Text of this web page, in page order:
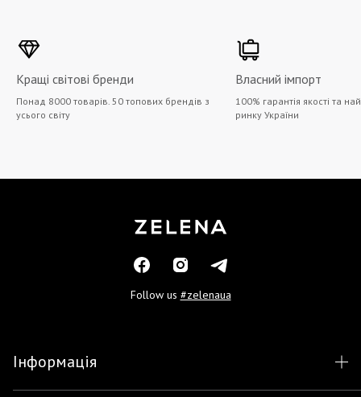
Кращі світові бренди
Понад 8000 товарів. 50 топових брендів з
усього світу
Власний імпорт
100% гарантія якості та
ринку України
Follow us #zelenaua
Інформація